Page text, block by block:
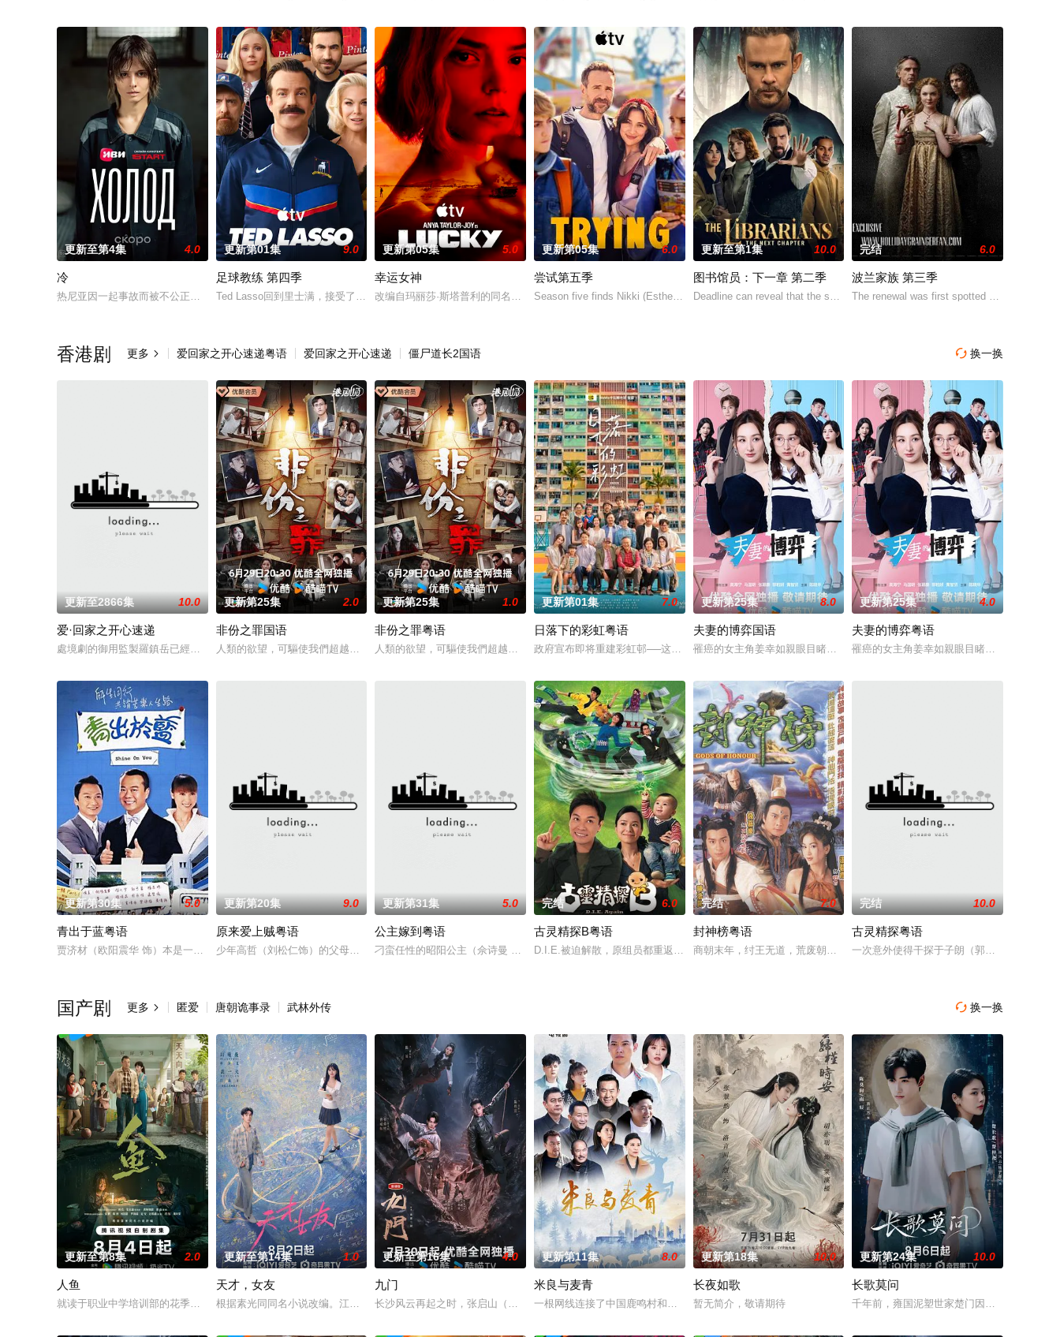
更新至第4集 4.0
冷
热尼亚因一起事故而被不公正地监禁，她的丈夫和6岁的女儿在事故中死亡。这起事故的真正罪魁祸首是富家子弟，他们强大的父母“帮助”法院做出了“正确”的决定。在监狱里
更新第01集 9.0
足球教练 第四季
Ted Lasso回到里士满，接受了他迄今为止最大的挑战：执教一支乙级联赛的女子足球队。在这一季里，Ted和球队学着“先做了再说”，把握他们从未设想过的机会。
更新第05集 5.0
幸运女神
改编自玛丽莎·斯塔普利的同名畅销小说，讲述专业骗子“幸运儿”露西（安雅·泰勒-乔伊 饰）在一次数百万美元的劫案发生意外后，被迫踏上逃亡之路的
更新第05集 6.0
尝试第五季
Season five finds Nikki (Esther Smith) and Jason (Rafe Spall) dealing with the
更新至第1集 10.0
图书馆员：下一章 第二季
Deadline can reveal that the show has also been handed a two-season order,
完结 6.0
波兰家族 第三季
The renewal was first spotted by the
 换一换
香港剧 更多  爱回家之开心速递粤语 爱回家之开心速递 僵尸道长2国语
更新至2866集 10.0
爱·回家之开心速递
處境劇的御用監製羅鎮岳已經準備開拍新一套處境劇，暫定叫《愛．回家之開心速遞》，「過往的處境劇都是以家庭為主，今次當然不例外啦。而故事除了家庭，因為網購現在都好
更新第25集 2.0
非份之罪国语
人類的欲望，可驅使我們超越自我，然而，當欲望失控，過份貪圖金錢與權勢、追求不屬於自己的愛，非份之想被無限放大，一不經意，便陷入道德矛盾的深淵，犯下種種「非份之
更新第25集 1.0
非份之罪粤语
人類的欲望，可驅使我們超越自我，然而，當欲望失控，過份貪圖金錢與權勢、追求不屬於自己的愛，非份之想被無限放大，一不經意，便陷入道德矛
更新第01集 7.0
日落下的彩虹粤语
政府宣布即将重建彩虹邨──这条超过60年的名牌屋邨，满载香港情怀，是几代人的成长与回忆。剧集以七个发生在
更新第25集 8.0
夫妻的博弈国语
罹癌的女主角姜幸如親眼目睹老公和她唯一的閨蜜的姦情，慘遭兩人狠下毒手
更新第25集 4.0
夫妻的博弈粤语
罹癌的女主角姜幸如親眼目睹老公和她唯一
更新第30集 5.0
青出于蓝粤语
贾济材（欧阳震华 饰）本是一名商界精英，但受老板所托极不愿意出任由老板出资兴建的一所九流学校的校长。面对欠佳的学校名誉，无心向学的学生与不太配合的教师，济材无
更新第20集 9.0
原来爱上贼粤语
少年高哲（刘松仁饰）的父母死于一栋工厂大厦的一次火灾，痛不欲生的他无意中得知原来此次火灾乃城中巨富赵经琛为了低价买下该栋大厦再进行改建的一个阴谋。高哲苦无证据
更新第31集 5.0
公主嫁到粤语
刁蛮任性的昭阳公主（佘诗曼 饰）为避嫁吐蕃急招驸马，一代金店掌舵人丁来喜（关菊英 饰）主动送上门，因二儿子金多禄（陈豪 饰）及三儿子金多
完结 6.0
古灵精探B粤语
D.I.E.被迫解散，原组员都重返原先的工作岗位，这班人不改之前古灵精怪的作风，令领导很是头疼，为了躲开这
完结 7.0
封神榜粤语
商朝末年，纣王无道，荒废朝政，民不聊生。商朝四大名将之一李靖（元华饰
完结 10.0
古灵精探粤语
一次意外使得干探于子朗（郭晋安 饰）具有
 换一换
国产剧 更多  匿爱 唐朝诡事录 武林外传
更新至第8集 2.0
人鱼
就读于职业中学培训部的花季女生苏琳（黄杨钿甜 饰），虽自小被父母忽视，在艰苦环境中长大，但她始终刻苦学习，憧憬未来。为此，苏琳苦练口语并争取到了英文朗诵剧中小
更新至第14集 1.0
天才，女友
根据素光同同名小说改编。江逾白长大以后，林知夏忽然对他说：“江逾白，我喜欢你，哲学和生物学意义上的喜欢。”那个夜晚，他脸颊微热，还听见自己加速的心跳声……
更新至第16集 4.0
九门
长沙风云再起之时，张启山（陈伟霆 饰）与吴老狗（曾舜晞 饰）强强联手，携手霍仙姑（陈瑶 饰）与九门诸人共赴冒险奇局。一桩401部队的神秘失
更新第11集 8.0
米良与麦青
一根网线连接了中国鹿鸣村和英国牛津，麦香通过视频向米良宣告：婚不结了。鹿鸣村开了锅，村民大骂麦香是叛
更新第18集 10.0
长夜如歌
暂无简介，敬请期待
更新第24集 10.0
长歌莫问
千年前，雍国泥塑世家楚门因进贡的“十二生